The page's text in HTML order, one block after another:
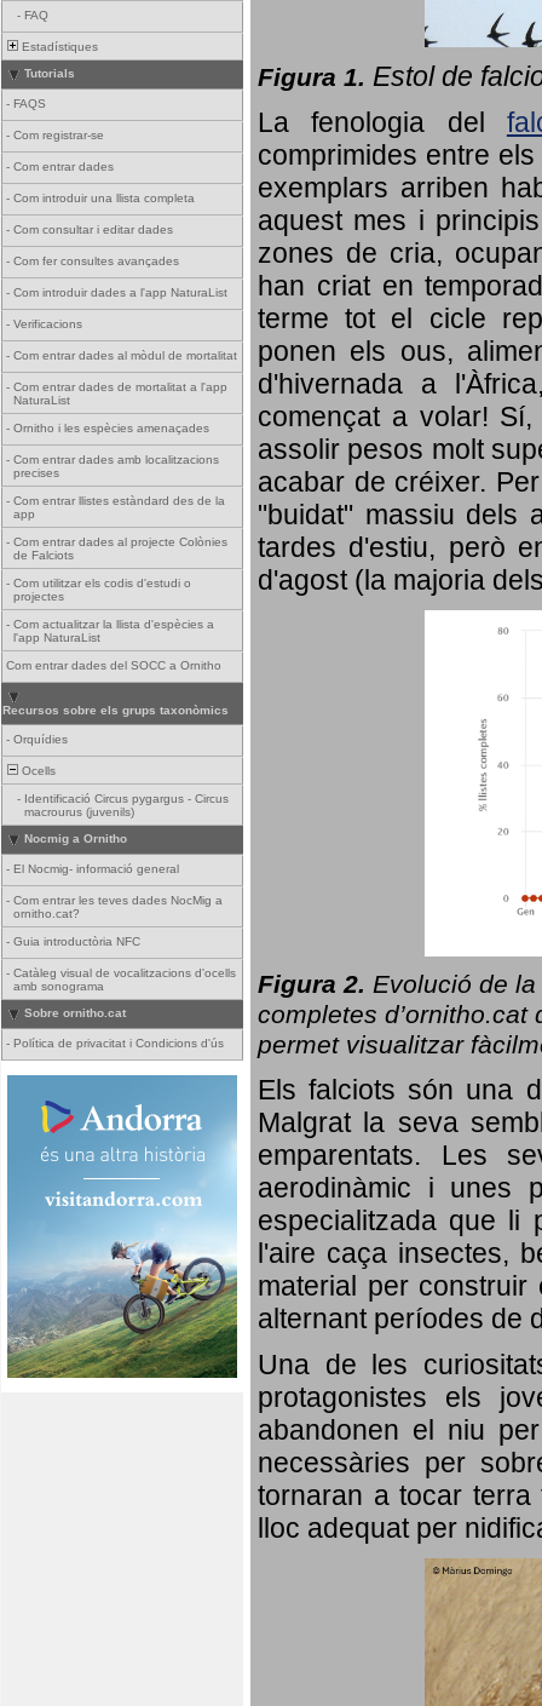
- FAQ
Estadístiques
Tutorials
- FAQS
- Com registrar-se
- Com entrar dades
- Com introduir una llista completa
- Com consultar i editar dades
- Com fer consultes avançades
- Com introduir dades a l'app NaturaList
- Verificacions
- Com entrar dades al mòdul de mortalitat
- Com entrar dades de mortalitat a l'app
NaturaList
- Ornitho i les espècies amenaçades
- Com entrar dades amb localitzacions
precises
- Com entrar llistes estàndard des de la
app
- Com entrar dades al projecte Colònies
de Falciots
- Com utilitzar els codis d'estudi o
projectes
- Com actualitzar la llista d'espècies a
l'app NaturaList
Com entrar dades del SOCC a Ornitho
Recursos sobre els grups taxonòmics
- Orquídies
Ocells
- Identificació Circus pygargus - Circus
macrourus (juvenils)
Nocmig a Ornitho
- El Nocmig- informació general
- Com entrar les teves dades NocMig a
ornitho.cat?
- Guia introductòria NFC
- Catàleg visual de vocalitzacions d'ocells
amb sonograma
Sobre ornitho.cat
- Política de privacitat i Condicions d'ús
Figura 1. Estol de
La fenologia del
comprimides entre
exemplars arriben
aquest mes i
zones de cria,
han criat en
terme tot el cicle
ponen els ous,
d'hivernada a
començat a volar!
assolir pesos molt
acabar de créixer.
"buidat" massiu dels
tardes d'estiu, però
d'agost (la majoria
Figura 2. Evolució de la
completes d’ornitho.cat
permet visualitzar
Els falciots són una
Malgrat la seva
emparentats. Les
aerodinàmic i unes
especialitzada que li
l'aire caça insectes,
material per
alternant períodes de
Una de les
protagonistes els
abandonen el niu
necessàries per
tornaran a tocar
lloc adequat per